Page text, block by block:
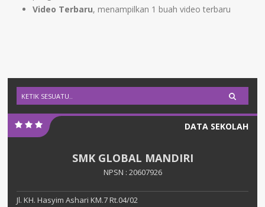
Video Terbaru, menampilkan 1 buah video terbaru
DATA SEKOLAH
SMK GLOBAL MANDIRI
NPSN : 20607926
Jl. KH. Hasyim Ashari KM.7 Rt.04/02